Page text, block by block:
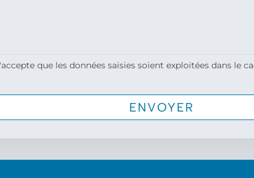
que les données saisies soient exploitées dans le